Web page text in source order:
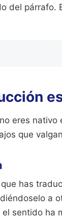
del párrafo.
eres nativo
que
has
a
sentido ha